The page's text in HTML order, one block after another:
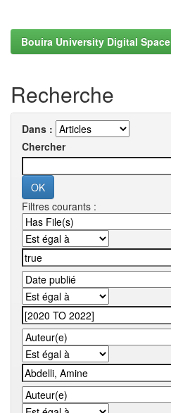
Bouira University Digital Space
Recherche
Dans :
Chercher
Filtres courants :